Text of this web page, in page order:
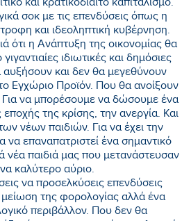
και κρατικοδίαιτο καπιταλισμό.
σοκ με τις επενδύσεις όπως η
και ιδεοληπτική κυβέρνηση.
ότι η Ανάπτυξη της οικονομίας θα
ιδιωτικές και δημόσιες
και δεν θα μεγεθύνουν
Εγχώριο Προϊόν. Που θα ανοίξουν
Για να μπορέσουμε να δώσουμε ένα
της κρίσης, την ανεργία. Και
νέων παιδιών. Για να έχει την
να επαναπατριστεί ένα σημαντικό
νέα παιδιά μας που μετανάστευσαν
καλύτερο αύριο.
να προσελκύσεις επενδύσεις
μείωση της φορολογίας αλλά ένα
περιβάλλον. Που δεν θα